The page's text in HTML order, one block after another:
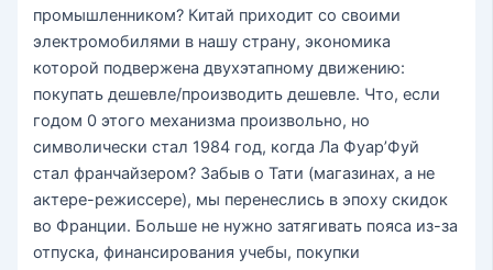
промышленником? Китай приходит со своими
электромобилями в нашу страну, экономика
которой подвержена двухэтапному движению:
покупать дешевле/производить дешевле. Что, если
годом 0 этого механизма произвольно, но
символически стал 1984 год, когда Ла Фуар’Фуй
стал франчайзером? Забыв о Тати (магазинах, а не
актере-режиссере), мы перенеслись в эпоху скидок
во Франции. Больше не нужно затягивать пояса из-за
отпуска, финансирования учебы, покупки